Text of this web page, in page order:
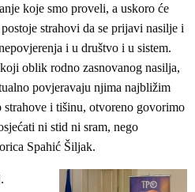
koje smo proveli, a uskoro će
strahovi da se prijavi nasilje i
i u društvo i u sistem.
oblik rodno zasnovanog nasilja,
povjeravaju njima najbližim
strahove i tišinu, otvoreno govorimo
ni stid ni sram, nego
Spahić Šiljak.